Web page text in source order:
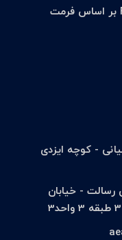
اصول تهیه مطالعات PFS و FS بر اساس فرمت
- کوچه ایزدی
رسالت - خیابان